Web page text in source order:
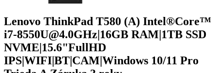
Lenovo ThinkPad T580 (A) Intel®Core™
i7-8550U@4.0GHz|16GB RAM|1TB SSD
NVME|15.6"FullHD
IPS|WIFI|BT|CAM|Windows 10/11 Pro